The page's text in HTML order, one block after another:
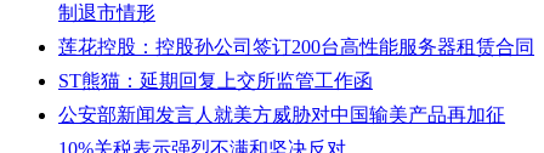
制退市情形
莲花控股：控股孙公司签订200台高性能服务器租赁合同
ST熊猫：延期回复上交所监管工作函
公安部新闻发言人就美方威胁对中国输美产品再加征
10%关税表示强烈不满和坚决反对